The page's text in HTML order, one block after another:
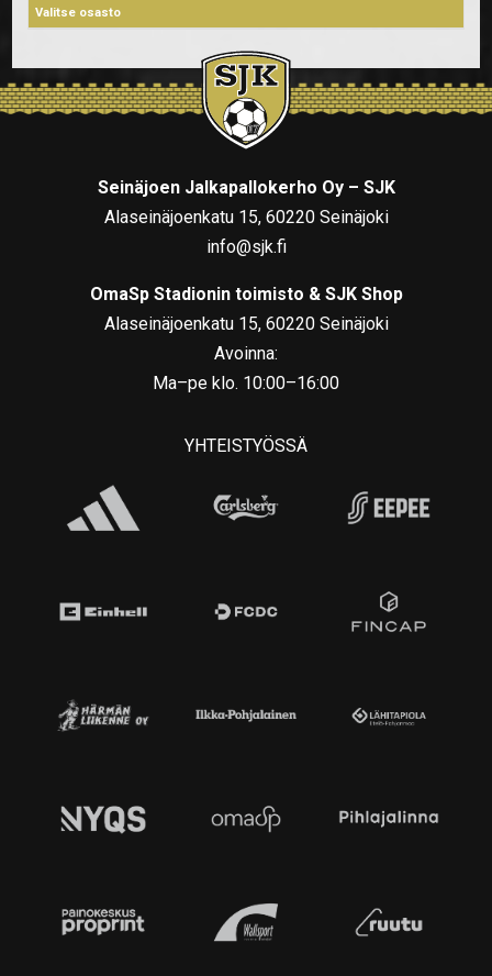
Seinäjoen Jalkapallokerho Oy – SJK
Alaseinäjoenkatu 15, 60220 Seinäjoki
info@sjk.fi
OmaSp Stadionin toimisto & SJK Shop
Alaseinäjoenkatu 15, 60220 Seinäjoki
Avoinna:
Ma–pe klo. 10:00–16:00
YHTEISTYÖSSÄ